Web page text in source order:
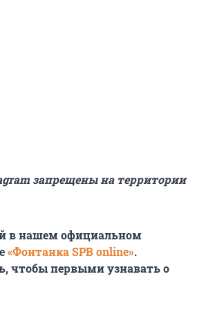
запрещены на территории
в нашем официальном
«Фонтанка SPB online».
чтобы первыми узнавать о